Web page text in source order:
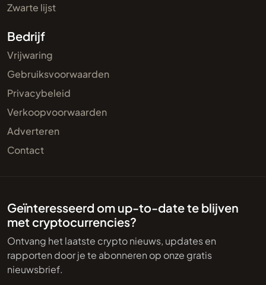
Zwarte lijst
Bedrijf
Vrijwaring
Gebruiksvoorwaarden
Privacybeleid
Verkoopvoorwaarden
Adverteren
Contact
Geïnteresseerd om up-to-date te blijven
met cryptocurrencies?
Ontvang het laatste crypto nieuws, updates en
rapporten door je te abonneren op onze gratis
nieuwsbrief.